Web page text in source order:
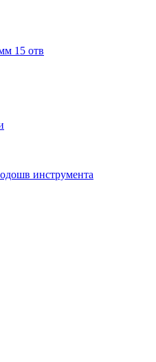
15 отв
инструмента